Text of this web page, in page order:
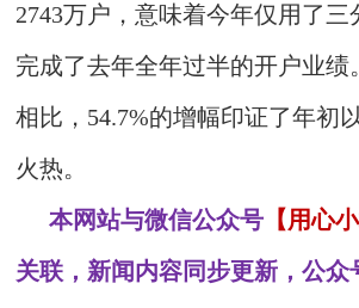
2743万户，意味着今年仅用了
完成了去年全年过半的开户业绩
相比，54.7%的增幅印证了年初
火热。
本网站与微信公众号 【用心
关联，新闻内容同步更新，公众